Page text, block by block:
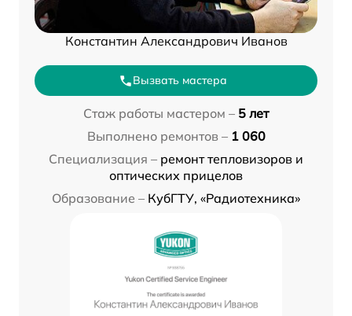
Константин Александрович Иванов
Вызвать мастера
Стаж работы мастером – 5 лет
Выполнено ремонтов – 1 060
Специализация – ремонт тепловизоров и
оптических прицелов
Образование – КубГТУ, «Радиотехника»